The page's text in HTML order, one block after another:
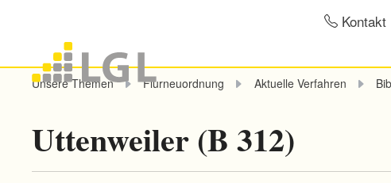
Kontakt
Unsere Themen Flurneuordnung Aktuelle Verfahren
Uttenweiler (B 312)